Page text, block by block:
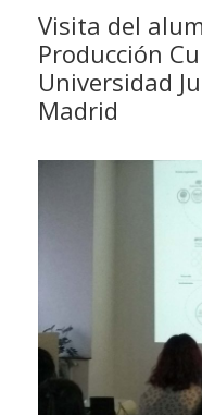
Visita del
Producción
Universidad
Madrid